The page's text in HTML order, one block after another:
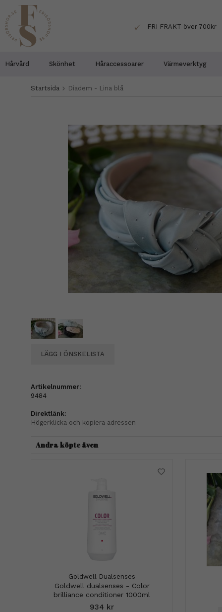
FRI FRAKT över 700kr
Hårvård Skönhet Håraccessoarer Värmeverktyg
Startsida Diadem - Lina blå
LÄGG I ÖNSKELISTA
Artikelnummer:
9484
Direktlänk:
Högerklicka och kopiera adressen
Andra köpte även
Goldwell Dualsenses
Goldwell dualsenses - Color
brilliance conditioner 1000ml
934 kr